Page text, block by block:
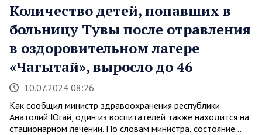
Количество детей, попавших в
больницу Тувы после отравления
в оздоровительном лагере
«Чагытай», выросло до 46
10.07.2024 08:26
Как сообщил министр здравоохранения республики
Анатолий Югай, один из воспитателей также находится на
стационарном лечении. По словам министра, состояние…